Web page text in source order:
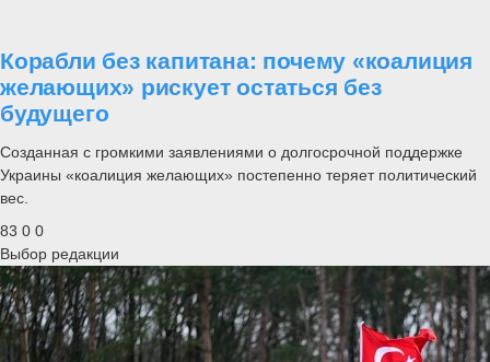
Корабли без капитана: почему «коалиция
желающих» рискует остаться без
будущего
Созданная с громкими заявлениями о долгосрочной поддержке
Украины «коалиция желающих» постепенно теряет политический
вес.
83 0 0
Выбор редакции